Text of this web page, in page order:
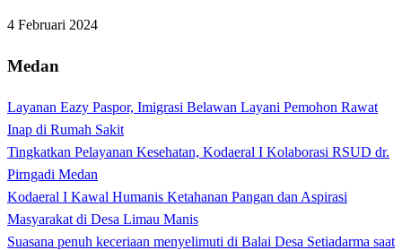
4 Februari 2024
Medan
Layanan Eazy Paspor, Imigrasi Belawan Layani Pemohon Rawat
Inap di Rumah Sakit
Tingkatkan Pelayanan Kesehatan, Kodaeral I Kolaborasi RSUD dr.
Pirngadi Medan‎
Kodaeral I Kawal Humanis Ketahanan Pangan dan Aspirasi
Masyarakat di Desa Limau Manis
Suasana penuh keceriaan menyelimuti di Balai Desa Setiadarma saat